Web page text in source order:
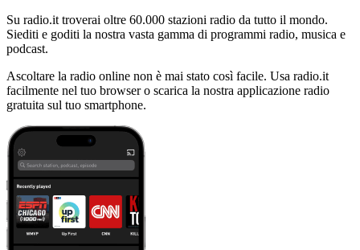
Su radio.it troverai oltre 60.000 stazioni radio da tutto il mondo.
Siediti e goditi la nostra vasta gamma di programmi radio, musica e
podcast.
Ascoltare la radio online non è mai stato così facile. Usa radio.it
facilmente nel tuo browser o scarica la nostra applicazione radio
gratuita sul tuo smartphone.